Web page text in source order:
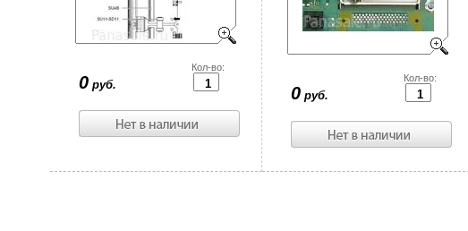
0 руб.
Кол-во:
0 руб.
Кол-во: